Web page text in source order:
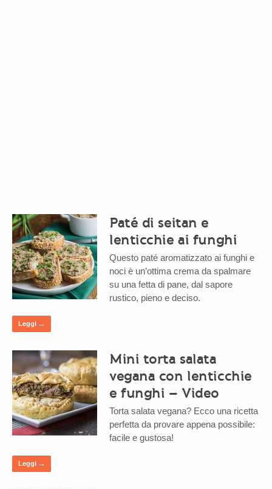
Paté di seitan e
lenticchie ai funghi
Questo paté aromatizzato ai funghi e
noci è un’ottima crema da spalmare
su una fetta di pane, dal sapore
rustico, pieno e deciso.
Leggi →
Mini torta salata
vegana con lenticchie
e funghi – Video
Torta salata vegana? Ecco una ricetta
perfetta da provare appena possibile:
facile e gustosa!
Leggi →